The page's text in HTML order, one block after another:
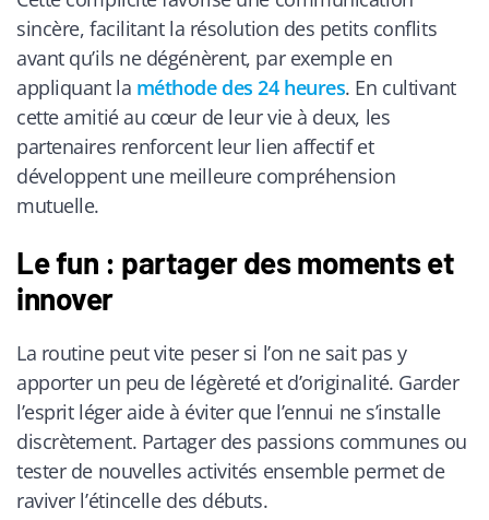
sincère, facilitant la résolution des petits conflits
avant qu’ils ne dégénèrent, par exemple en
appliquant la méthode des 24 heures. En cultivant
cette amitié au cœur de leur vie à deux, les
partenaires renforcent leur lien affectif et
développent une meilleure compréhension
mutuelle.
Le fun : partager des moments et
innover
La routine peut vite peser si l’on ne sait pas y
apporter un peu de légèreté et d’originalité. Garder
l’esprit léger aide à éviter que l’ennui ne s’installe
discrètement. Partager des passions communes ou
tester de nouvelles activités ensemble permet de
raviver l’étincelle des débuts.